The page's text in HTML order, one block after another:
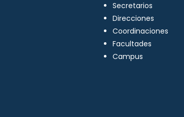
Secretarios
Direcciones
Coordinaciones
Facultades
Campus